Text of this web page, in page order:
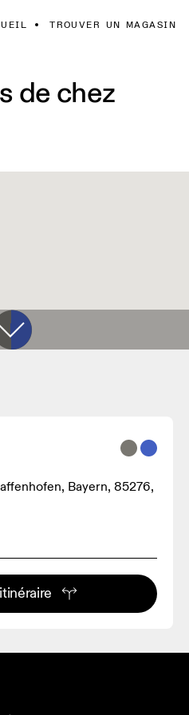
TROUVER UN MAGASIN
de chez
Bayern, 85276,